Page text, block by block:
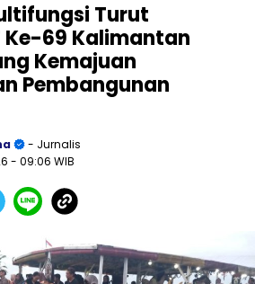
Turut
Ke-69 Kalimantan
Kemajuan
Pembangunan
- Jurnalis
- 09:06 WIB